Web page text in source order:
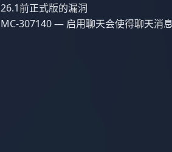
26.1前正式版的漏洞
MC-307140 — 启用聊天会使得聊天消息